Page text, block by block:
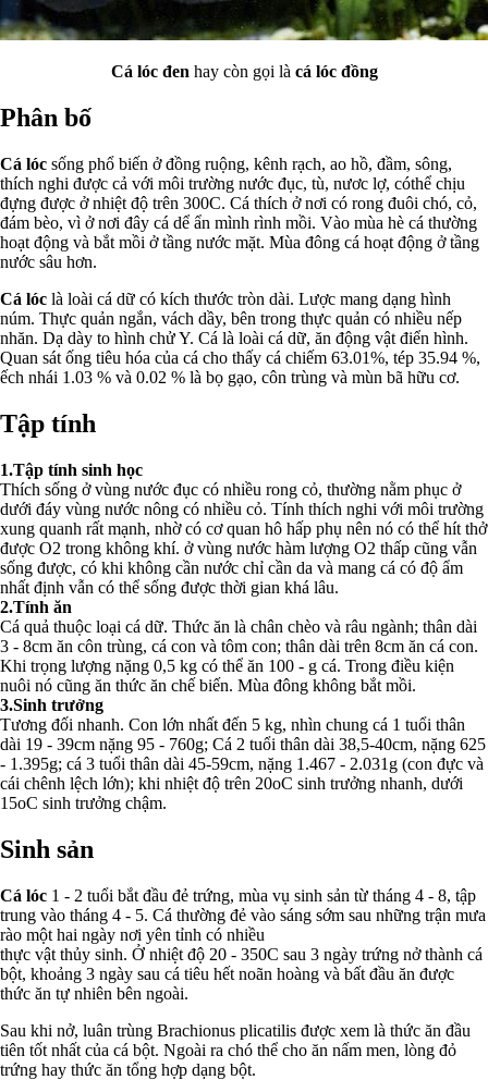
Cá lóc đenhay còn gọi là cá lóc đồng
Phân bố
Cá lóc sống phổ biến ở đồng ruộng, kênh rạch, ao hồ, đầm, sông,
thích nghi được cả với môi trường nước đục, tù, nươc lợ, cóthể chịu
đựng được ở nhiệt độ trên 300C. Cá thích ở nơi có rong đuôi chó, cỏ,
đám bèo, vì ở nơi đây cá dể ẩn mình rình mồi. Vào mùa hè cá thường
hoạt động và bắt mồi ở tầng nước mặt. Mùa đông cá hoạt động ở tầng
nước sâu hơn.
Cá lóc là loài cá dữ có kích thước tròn dài. Lược mang dạng hình
núm. Thực quản ngắn, vách dầy, bên trong thực quản có nhiều nếp
nhăn. Dạ dày to hình chử Y. Cá là loài cá dữ, ăn động vật điển hình.
Quan sát ống tiêu hóa của cá cho thấy cá chiếm 63.01%, tép 35.94 %,
ếch nhái 1.03 % và 0.02 % là bọ gạo, côn trùng và mùn bã hữu cơ.
Tập tính
1.Tập tính sinh học
Thích sống ở vùng nước đục có nhiều rong cỏ, thường nằm phục ở
dưới đáy vùng nước nông có nhiều cỏ. Tính thích nghi với môi trường
xung quanh rất mạnh, nhờ có cơ quan hô hấp phụ nên nó có thể hít thở
được O2 trong không khí. ở vùng nước hàm lượng O2 thấp cũng vẫn
sống được, có khi không cần nước chỉ cần da và mang cá có độ ẩm
nhất định vẫn có thể sống được thời gian khá lâu.
2.Tính ăn
Cá quả thuộc loại cá dữ. Thức ăn là chân chèo và râu ngành; thân dài
3 - 8cm ăn côn trùng, cá con và tôm con; thân dài trên 8cm ăn cá con.
Khi trọng lượng nặng 0,5 kg có thể ăn 100 - g cá. Trong điều kiện
nuôi nó cũng ăn thức ăn chế biến. Mùa đông không bắt mồi.
3.Sinh trưởng
Tương đối nhanh. Con lớn nhất đến 5 kg, nhìn chung cá 1 tuổi thân
dài 19 - 39cm nặng 95 - 760g; Cá 2 tuổi thân dài 38,5-40cm, nặng 625
- 1.395g; cá 3 tuổi thân dài 45-59cm, nặng 1.467 - 2.031g (con đực và
cái chênh lệch lớn); khi nhiệt độ trên 20oC sinh trưởng nhanh, dưới
15oC sinh trưởng chậm.
Sinh sản
Cá lóc 1 - 2 tuổi bắt đầu đẻ trứng, mùa vụ sinh sản từ tháng 4 - 8, tập
trung vào tháng 4 - 5. Cá thường đẻ vào sáng sớm sau những trận mưa
rào một hai ngày nơi yên tỉnh có nhiều
thực vật thủy sinh. Ở nhiệt độ 20 - 350C sau 3 ngày trứng nở thành cá
bột, khoảng 3 ngày sau cá tiêu hết noãn hoàng và bất đầu ăn được
thức ăn tự nhiên bên ngoài.
Sau khi nở, luân trùng Brachionus plicatilis được xem là thức ăn đầu
tiên tốt nhất của cá bột. Ngoài ra chó thể cho ăn nấm men, lòng đỏ
trứng hay thức ăn tổng hợp dạng bột.